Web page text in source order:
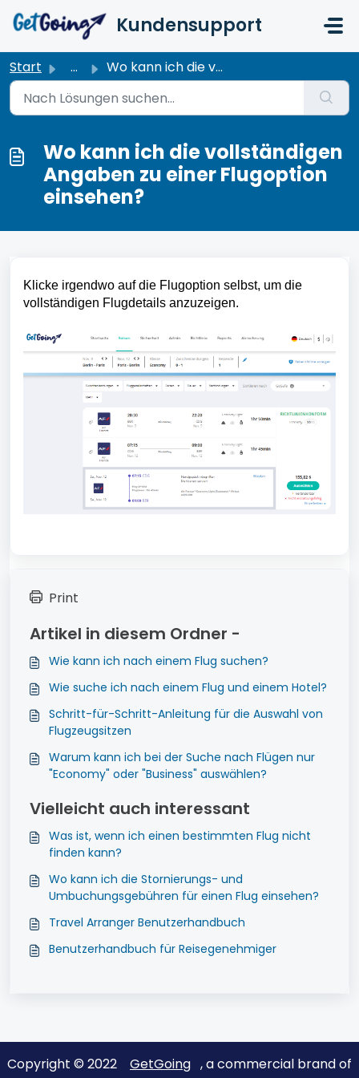
Kundensupport
Start ... Wo kann ich die vollständigen Angaben zu einer Flugoption...
Wo kann ich die vollständigen
Angaben zu einer Flugoption
einsehen?
Klicke irgendwo auf die Flugoption selbst, um die
vollständigen Flugdetails anzuzeigen.
Print
Artikel in diesem Ordner -
Wie kann ich nach einem Flug suchen?
Wie suche ich nach einem Flug und einem Hotel?
Schritt-für-Schritt-Anleitung für die Auswahl von
Flugzeugsitzen
Warum kann ich bei der Suche nach Flügen nur
"Economy" oder "Business" auswählen?
Vielleicht auch interessant
Was ist, wenn ich einen bestimmten Flug nicht
finden kann?
Wo kann ich die Stornierungs- und
Umbuchungsgebühren für einen Flug einsehen?
Travel Arranger Benutzerhandbuch
Benutzerhandbuch für Reisegenehmiger
Copyright © 2022 GetGoing , a commercial brand of